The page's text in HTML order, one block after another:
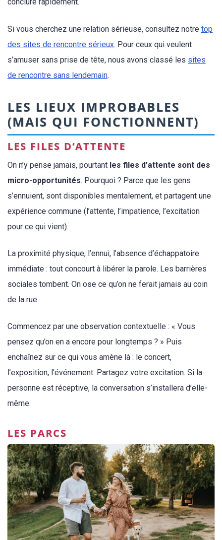
conclure rapidement.
Si vous cherchez une relation sérieuse, consultez notre top
des sites de rencontre sérieux. Pour ceux qui veulent
s’amuser sans prise de tête, nous avons classé les sites
de rencontre sans lendemain.
LES LIEUX IMPROBABLES
(MAIS QUI FONCTIONNENT)
LES FILES D’ATTENTE
On n’y pense jamais, pourtant les files d’attente sont des
micro-opportunités. Pourquoi ? Parce que les gens
s’ennuient, sont disponibles mentalement, et partagent une
expérience commune (l’attente, l’impatience, l’excitation
pour ce qui vient).
La proximité physique, l’ennui, l’absence d’échappatoire
immédiate : tout concourt à libérer la parole. Les barrières
sociales tombent. On ose ce qu’on ne ferait jamais au coin
de la rue.
Commencez par une observation contextuelle : « Vous
pensez qu’on en a encore pour longtemps ? » Puis
enchaînez sur ce qui vous amène là : le concert,
l’exposition, l’événement. Partagez votre excitation. Si la
personne est réceptive, la conversation s’installera d’elle-
même.
LES PARCS